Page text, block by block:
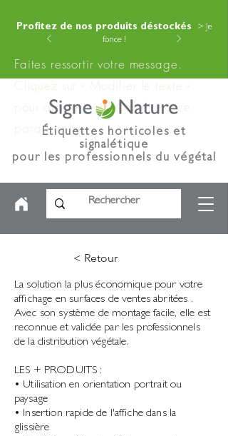
Profitez de nos produits déstockés
> Je
fonce !
Faites ressortir votre message.
Cliquez sur « Modifier le texte »
pour ajouter votre contenu à ce
paragraphe.
Étiquettes horticoles et
signalétique
pour les professionnels du végétal
< Retour
La solution la plus économique pour votre
affichage en surfaces de ventes abritées .
Avec son système de montage facile, elle est
reconnue et validée par les professionnels
de la distribution végétale.
​LES + PRODUITS :
• Utilisation en orientation portrait ou
paysage
• Insertion rapide de l'affiche dans la
glissière